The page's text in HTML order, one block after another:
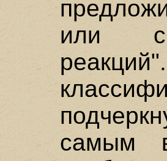
или
самым